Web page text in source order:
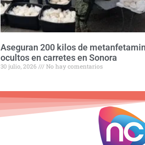
Aseguran 200 kilos de
ocultos en carretes en Sonora
30 julio, 2026 No hay comentarios